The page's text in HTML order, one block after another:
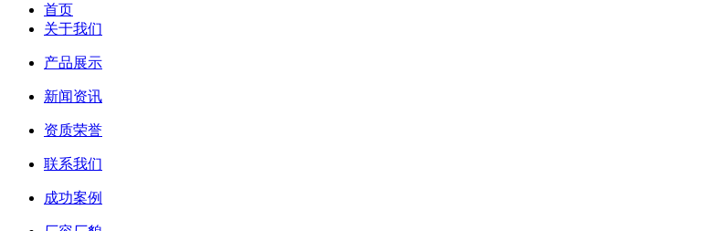
首页
关于我们
产品展示
新闻资讯
资质荣誉
联系我们
成功案例